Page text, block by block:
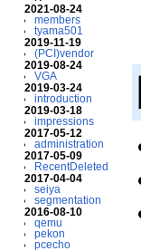
2021-08-24
members
tyama501
2019-11-19
(PCI)vendor
2019-08-24
VGA
2019-03-24
introduction
2019-03-18
impressions
2017-05-12
administration
2017-05-09
RecentDeleted
2017-04-04
seiya
segmentation
2016-08-10
qemu
pekon
pcecho